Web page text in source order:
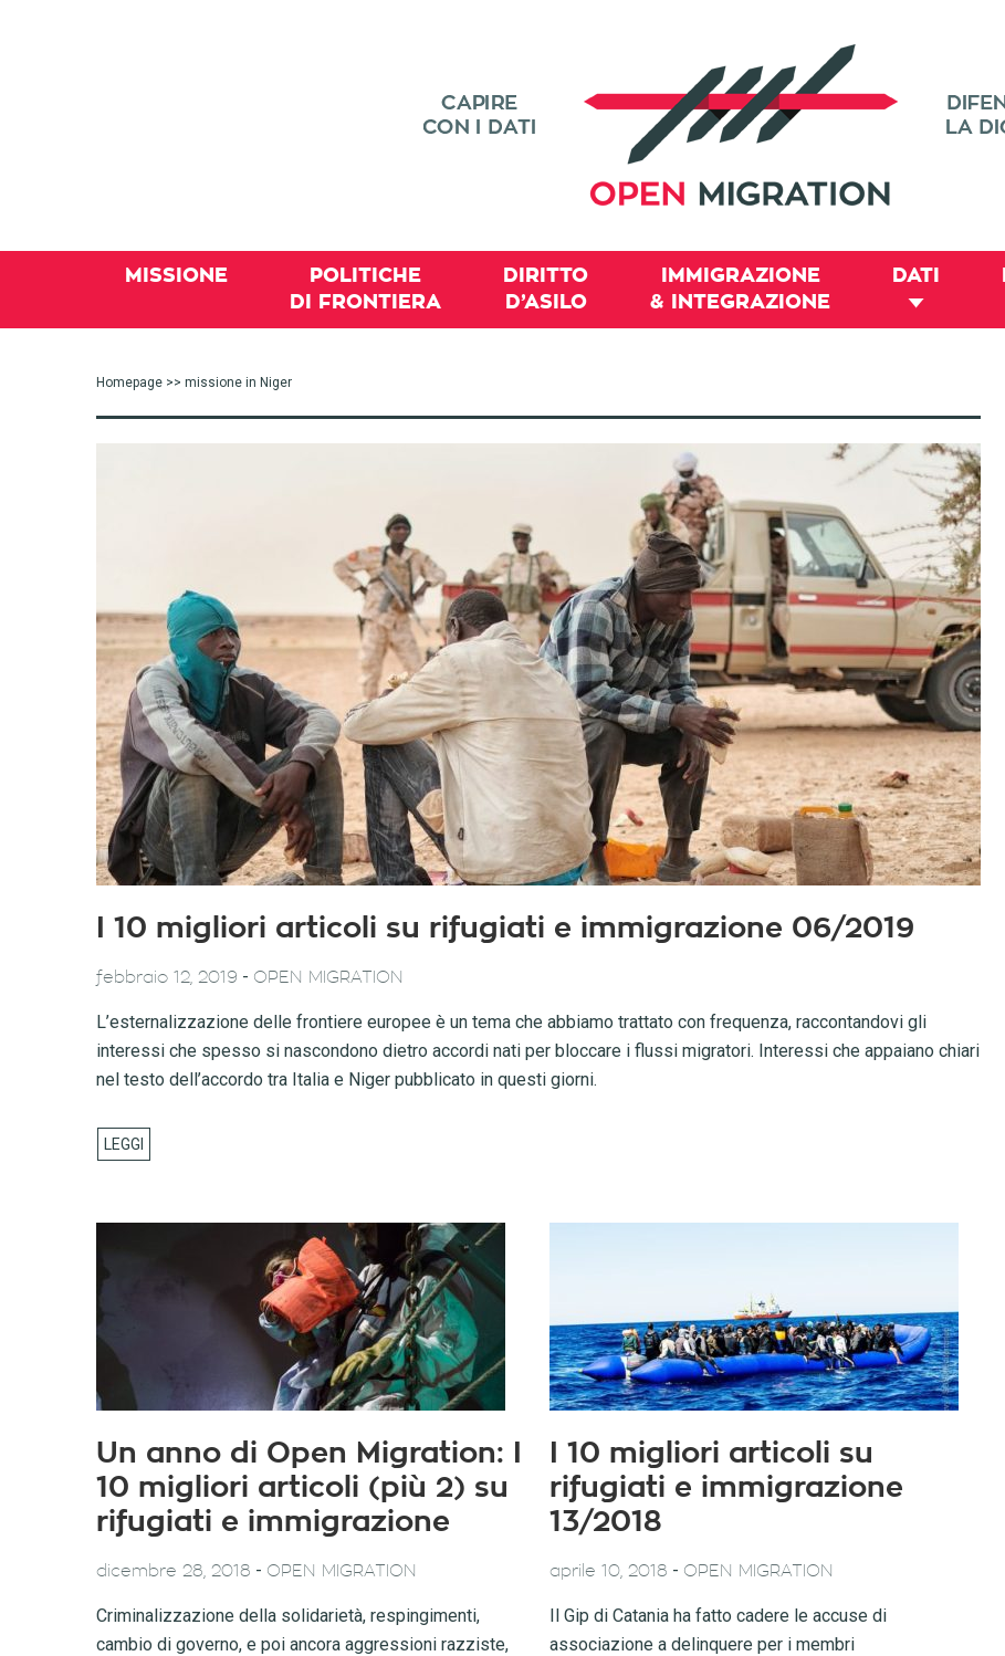
MISSIONE
POLITICHE
DI FRONTIERA
DIRITTO
D’ASILO
IMMIGRAZIONE
& INTEGRAZIONE
DATI
Homepage >> missione in Niger
I 10 migliori articoli su rifugiati e immigrazione 06/2019
febbraio 12, 2019 - OPEN MIGRATION
L’esternalizzazione delle frontiere europee è un tema che abbiamo trattato con frequenza, raccontandovi gli
interessi che spesso si nascondono dietro accordi nati per bloccare i flussi migratori. Interessi che appaiano chiari
nel testo dell’accordo tra Italia e Niger pubblicato in questi giorni.
Un anno di Open Migration: I
10 migliori articoli (più 2) su
rifugiati e immigrazione
dicembre 28, 2018 - OPEN MIGRATION
Criminalizzazione della solidarietà, respingimenti,
cambio di governo, e poi ancora aggressioni razziste,
I 10 migliori articoli su
rifugiati e immigrazione
13/2018
aprile 10, 2018 - OPEN MIGRATION
Il Gip di Catania ha fatto cadere le accuse di
associazione a delinquere per i membri